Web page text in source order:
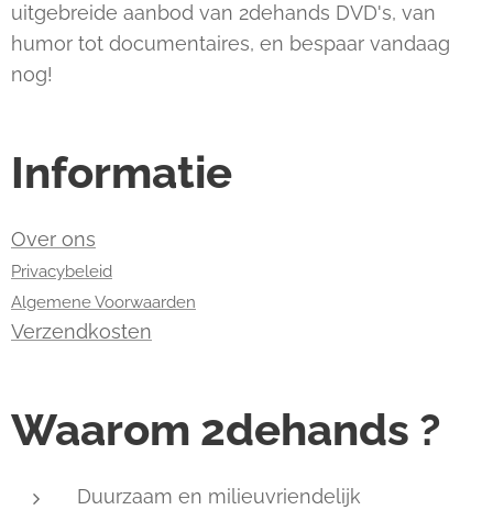
uitgebreide aanbod van 2dehands DVD's, van
humor tot documentaires, en bespaar vandaag
nog!
Informatie
Over ons
Privacybeleid
Algemene Voorwaarden
Verzendkosten
Waarom 2dehands ?
Duurzaam en milieuvriendelijk